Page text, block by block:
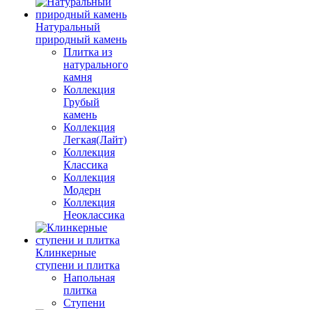
Натуральный
природный камень
Плитка из
натурального
камня
Коллекция
Грубый
камень
Коллекция
Легкая(Лайт)
Коллекция
Классика
Коллекция
Модерн
Коллекция
Неоклассика
Клинкерные
ступени и плитка
Напольная
плитка
Ступени